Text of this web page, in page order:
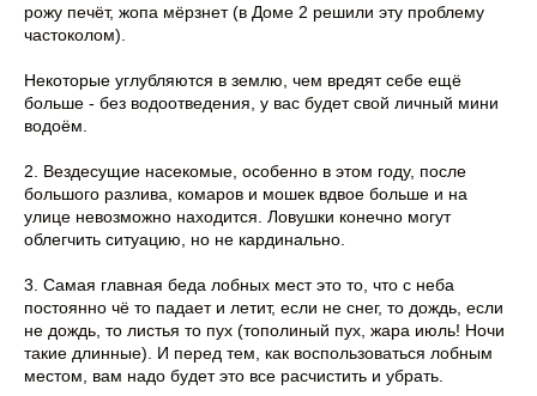
рожу печёт, жопа мёрзнет (в Доме 2 решили эту проблему
частоколом).
Некоторые углубляются в землю, чем вредят себе ещё
больше - без водоотведения, у вас будет свой личный мини
водоём.
2. Вездесущие насекомые, особенно в этом году, после
большого разлива, комаров и мошек вдвое больше и на
улице невозможно находится. Ловушки конечно могут
облегчить ситуацию, но не кардинально.
3. Самая главная беда лобных мест это то, что с неба
постоянно чё то падает и летит, если не снег, то дождь, если
не дождь, то листья то пух (тополиный пух, жара июль! Ночи
такие длинные). И перед тем, как воспользоваться лобным
местом, вам надо будет это все расчистить и убрать.